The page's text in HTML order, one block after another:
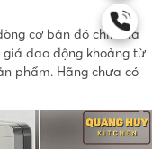
cơ bản đó chính là
giá dao động khoảng từ
phẩm. Hãng chưa có